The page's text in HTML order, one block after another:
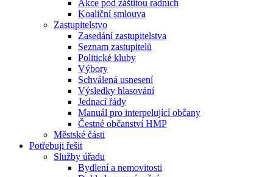
Akce pod záštitou radních
Koaliční smlouva
Zastupitelstvo
Zasedání zastupitelstva
Seznam zastupitelů
Politické kluby
Výbory
Schválená usnesení
Výsledky hlasování
Jednací řády
Manuál pro interpelující občany
Čestné občanství HMP
Městské části
Potřebuji řešit
Služby úřadu
Bydlení a nemovitosti